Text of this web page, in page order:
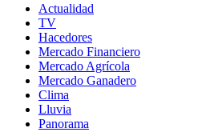
Actualidad
TV
Hacedores
Mercado Financiero
Mercado Agrícola
Mercado Ganadero
Clima
Lluvia
Panorama